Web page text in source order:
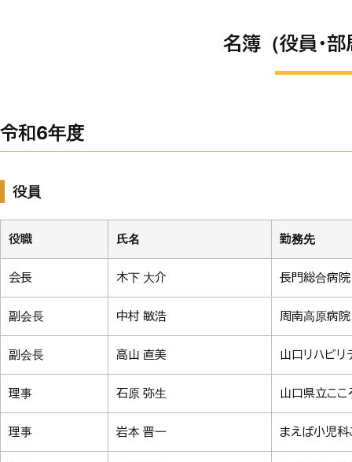
名簿（役員･
令和6年度
役員
役職 氏名 勤務先
会長 木下 大介 長門総合病院
副会長 中村 敏浩 周南高原病院
副会長 高山 直美 山口リハビリ
理事 石原 弥生 山口県立ここ
理事 岩本 晋一 まえば小児